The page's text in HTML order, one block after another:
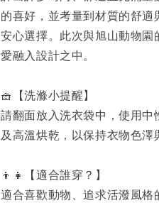
的喜好，並考量到材質的舒
安心選擇。此次與旭山動物
愛融入設計之中。
🧺【洗滌小提醒】
請翻面放入洗衣袋中，使用
及高溫烘乾，以保持衣物色澤
👦👧【適合誰穿？】
適合喜歡動物、追求活潑風格